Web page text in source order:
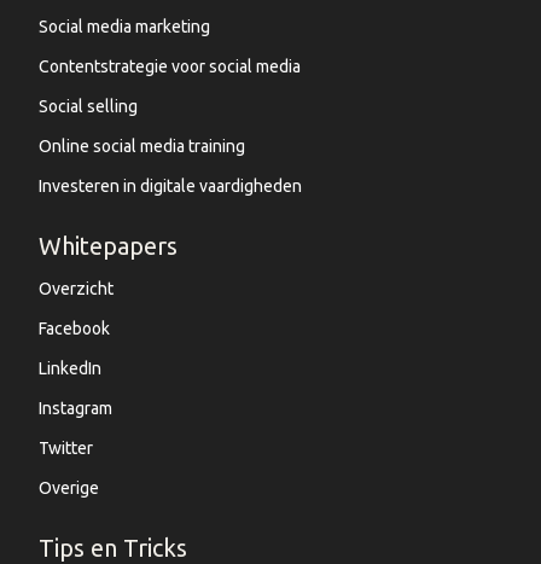
Social media marketing
Contentstrategie voor social media
Social selling
Online social media training
Investeren in digitale vaardigheden
Whitepapers
Overzicht
Facebook
LinkedIn
Instagram
Twitter
Overige
Tips en Tricks